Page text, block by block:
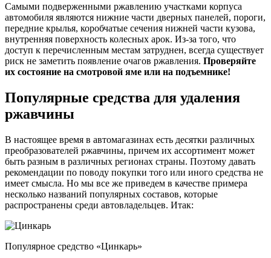
Самыми подверженными ржавлению участками корпуса
автомобиля являются нижние части дверных панелей, пороги,
передние крылья, коробчатые сечения нижней части кузова,
внутренняя поверхность колесных арок. Из-за того, что
доступ к перечисленным местам затруднен, всегда существует
риск не заметить появление очагов ржавления. Проверяйте
их состояние на смотровой яме или на подъемнике!
Популярные средства для удаления
ржавчины
В настоящее время в автомагазинах есть десятки различных
преобразователей ржавчины, причем их ассортимент может
быть разным в различных регионах страны. Поэтому давать
рекомендации по поводу покупки того или иного средства не
имеет смысла. Но мы все же приведем в качестве примера
несколько названий популярных составов, которые
распространены среди автовладельцев. Итак:
Популярное средство «Цинкарь»